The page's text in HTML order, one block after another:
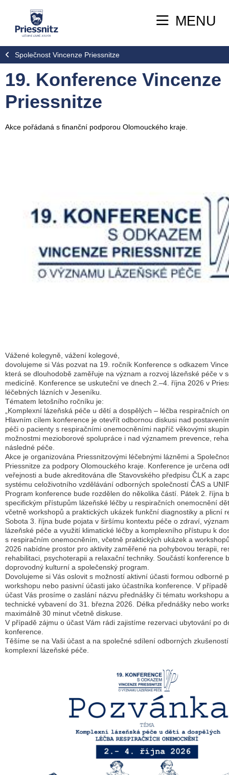
MENU
Společnost Vincenze Priessnitze
19. Konference Vincenze
Priessnitze
Akce pořádaná s finanční podporou Olomouckého kraje.
Vážené kolegyně, vážení kolegové,
dovolujeme si Vás pozvat na 19. ročník Konference s odkazem
která se dlouhodobě zaměřuje na význam a rozvoj lázeňské péče v
medicíně. Konference se uskuteční ve dnech 2.–4. října 2026 v
léčebných lázních v Jeseníku.
Tématem letošního ročníku je:
„Komplexní lázeňská péče u dětí a dospělých – léčba respiračních
Hlavním cílem konference je otevřít odbornou diskusi nad
péči o pacienty s respiračními onemocněními napříč věkovými
možnostmi mezioborové spolupráce i nad významem prevence,
následné péče.
Akce je organizována Priessnitzovými léčebnými lázněmi a
Priessnitze za podpory Olomouckého kraje. Konference je určena
veřejnosti a bude akreditována dle Stavovského předpisu ČLK a
systému celoživotního vzdělávání odborných společností ČAS a
Program konference bude rozdělen do několika částí. Pátek 2. října
specifickým přístupům lázeňské léčby u respiračních onemocnění
včetně workshopů a praktických ukázek funkční diagnostiky a plicní
Sobota 3. října bude pojata v širšímu kontextu péče o zdraví,
lázeňské péče a využití klimatické léčby a komplexního přístupu k
s respiračním onemocněním, včetně praktických ukázek a
2026 nabídne prostor pro aktivity zaměřené na pohybovou terapii,
rehabilitaci, psychoterapii a relaxační techniky. Součástí konference
doprovodný kulturní a společenský program.
Dovolujeme si Vás oslovit s možností aktivní účasti formou odborné
workshopu nebo pasivní účasti jako účastníka konference. V
účast Vás prosíme o zaslání názvu přednášky či tématu workshopu
technické vybavení do 31. března 2026. Délka přednášky nebo
maximálně 30 minut včetně diskuse.
V případě zájmu o účast Vám rádi zajistíme rezervaci ubytování po
konference.
Těšíme se na Vaši účast a na společné sdílení odborných
komplexní lázeňské péče.